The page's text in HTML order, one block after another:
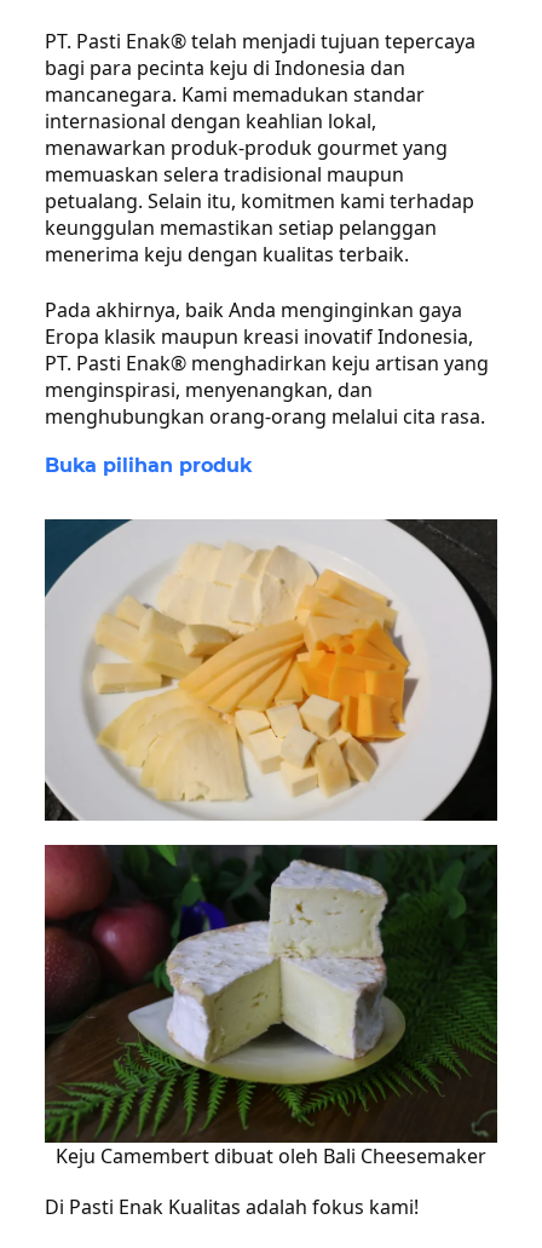
PT. Pasti Enak® telah menjadi tujuan tepercaya
bagi para pecinta keju di Indonesia dan
mancanegara. Kami memadukan standar
internasional dengan keahlian lokal,
menawarkan produk-produk gourmet yang
memuaskan selera tradisional maupun
petualang. Selain itu, komitmen kami terhadap
keunggulan memastikan setiap pelanggan
menerima keju dengan kualitas terbaik.
Pada akhirnya, baik Anda menginginkan gaya
Eropa klasik maupun kreasi inovatif Indonesia,
PT. Pasti Enak® menghadirkan keju artisan yang
menginspirasi, menyenangkan, dan
menghubungkan orang-orang melalui cita rasa.
Buka pilihan produk
Keju Camembert dibuat oleh Bali Cheesemaker
Di Pasti Enak Kualitas adalah fokus kami!